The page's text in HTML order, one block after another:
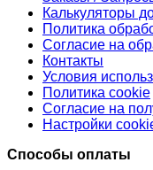
Калькуляторы
Политика
Согласие на
Контакты
Условия
Политика cookie
Согласие на
Настройки
Способы оплаты